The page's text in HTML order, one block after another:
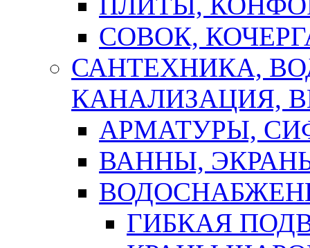
СОВОК,
САНТЕХНИКА,
КАНАЛИЗАЦИЯ,
АРМАТУРЫ,
ВАННЫ,
ГИБКАЯ